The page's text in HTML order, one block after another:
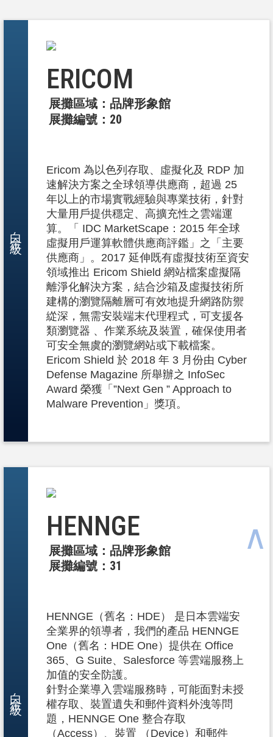
白金級
ERICOM
展攤區域：品牌形象館
展攤編號：20
Ericom 為以色列存取、虛擬化及 RDP 加
速解決方案之全球領導供應商，超過 25
年以上的市場實戰經驗與專業技術，針對
大量用戶提供穩定、高擴充性之雲端運
算。「 IDC MarketScape：2015 年全球
虛擬用戶運算軟體供應商評鑑」之「主要
供應商」。2017 延伸既有虛擬技術至資安
領域推出 Ericom Shield 網站檔案虛擬隔
離淨化解決方案，結合沙箱及虛擬技術所
建構的瀏覽隔離層可有效地提升網路防禦
緃深，無需安裝端末代理程式，可支援各
類瀏覽器 、作業系統及裝置，確保使用者
可安全無虞的瀏覽網站或下載檔案。
Ericom Shield 於 2018 年 3 月份由 Cyber
Defense Magazine 所舉辦之 InfoSec
Award 榮獲「”Next Gen ” Approach to
Malware Prevention」獎項。
白金級
HENNGE
展攤區域：品牌形象館
展攤編號：31
HENNGE（舊名：HDE） 是日本雲端安
全業界的領導者，我們的產品 HENNGE
One（舊名：HDE One）提供在 Office
365、G Suite、Salesforce 等雲端服務上
加值的安全防護。
針對企業導入雲端服務時，可能面對未授
權存取、裝置遺失和郵件資料外洩等問
題，HENNGE One 整合存取
（Access）、裝置 （Device）和郵件
∧